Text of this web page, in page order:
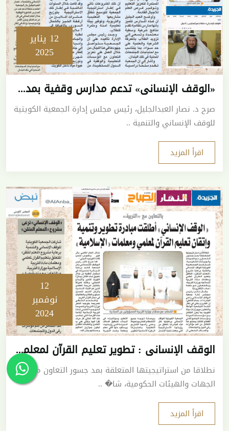
12 يناير
2025
«الوقف الإنساني» تدعم مدارس وقفية بمدغشقر والقمر وإندونيسيا
صرح د. نصار العبدالجليل، رئيس مجلس إدارة الجمعية الكويتية
للوقف الإنساني والتنمية ..
اقرأ المزيد
12
نوفمبر
2024
الوقف الإنساني : تطوير تعليم القرآن لمعلمي التربية الإسلامية
نطلاقا من استراتيجيتها المتعلقة بمد جسور التعاون مع
الجهات والهيئات الحكومية، شا� ..
اقرأ المزيد